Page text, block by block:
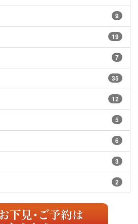
9
19
7
35
12
5
6
3
2